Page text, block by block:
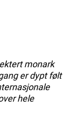
monark
er dypt følt
hele